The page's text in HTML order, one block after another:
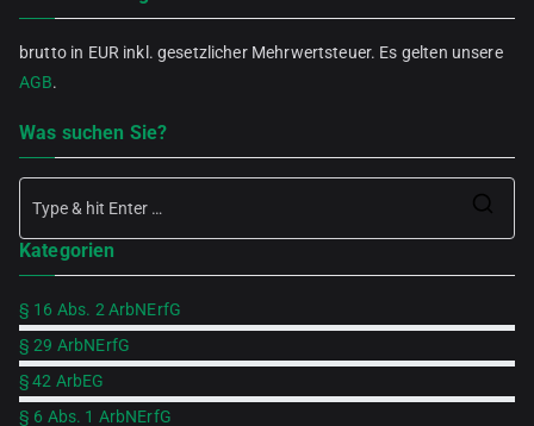
brutto in EUR inkl. gesetzlicher Mehrwertsteuer. Es gelten unsere
AGB.
Was suchen Sie?
Kategorien
§ 16 Abs. 2 ArbNErfG
§ 29 ArbNErfG
§ 42 ArbEG
§ 6 Abs. 1 ArbNErfG